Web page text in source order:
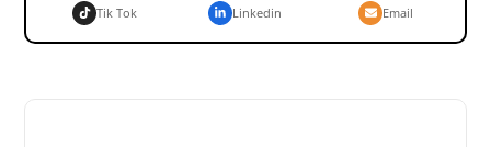
Tik Tok Linkedin Email